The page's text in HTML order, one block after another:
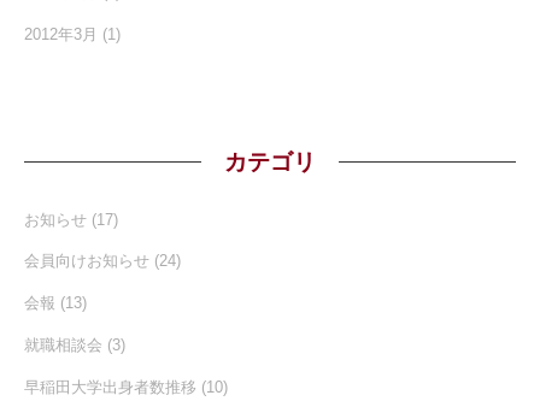
2012年3月 (1)
カテゴリ
お知らせ (17)
会員向けお知らせ (24)
会報 (13)
就職相談会 (3)
早稲田大学出身者数推移 (10)